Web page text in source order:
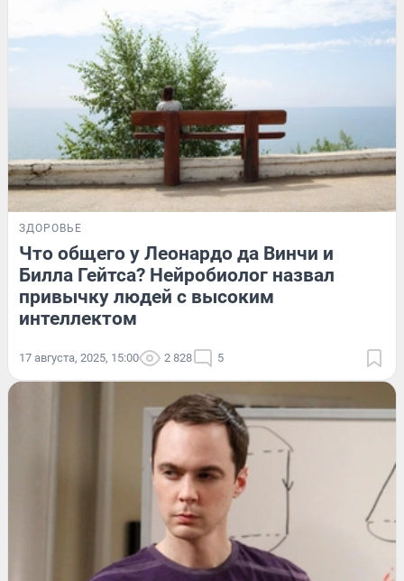
ЗДОРОВЬЕ
Что общего у Леонардо да Винчи и
Билла Гейтса? Нейробиолог назвал
привычку людей с высоким
интеллектом
17 августа, 2025, 15:00 2 828 5